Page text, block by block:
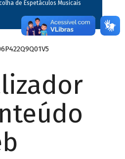
de Espetáculos Musicais